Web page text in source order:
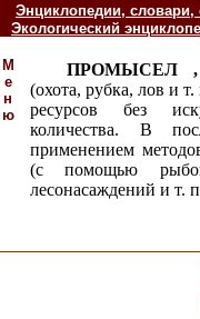
Энциклопедии, словари,
Экологический
М
е
н
ю
ПРОМЫСЕЛ
(охота, рубка, лов и
ресурсов без
количества. В
применением
(с помощью
лесонасаждений и т.